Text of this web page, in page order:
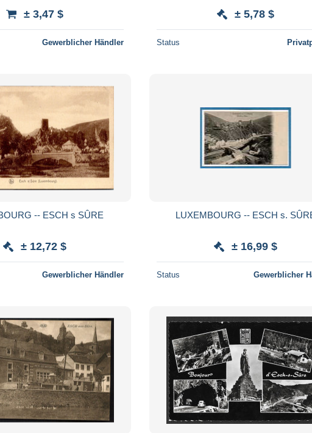
± 3,47 $
Gewerblicher Händler
± 5,78 $
Status
-- ESCH s SÛRE
± 12,72 $
Gewerblicher Händler
LUXEMBOURG -- ESCH s.
± 16,99 $
Status Gewerblicher